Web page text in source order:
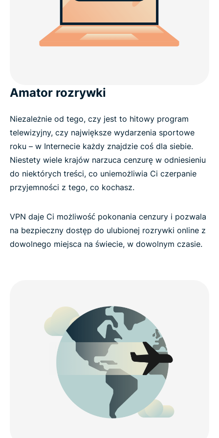
Amator rozrywki
Niezależnie od tego, czy jest to hitowy program
telewizyjny, czy największe wydarzenia sportowe
roku – w Internecie każdy znajdzie coś dla siebie.
Niestety wiele krajów narzuca cenzurę w odniesieniu
do niektórych treści, co uniemożliwia Ci czerpanie
przyjemności z tego, co kochasz.
VPN daje Ci możliwość pokonania cenzury i pozwala
na bezpieczny dostęp do ulubionej rozrywki online z
dowolnego miejsca na świecie, w dowolnym czasie.